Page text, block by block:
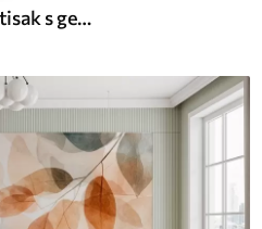
Teksturirani apstraktni otisak s geometrijskim oblicima, krugovima i lukovima te crnim i zelenim biljkama na bijeloj pozadini